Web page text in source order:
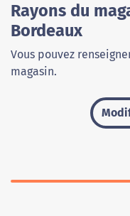
Rayons du
Bordeaux
Vous pouvez
magasin.